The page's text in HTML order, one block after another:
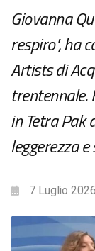
Giovanna
respiro", ha
Artists di
in Tetra Pak
leggerezza
7 Luglio 2026